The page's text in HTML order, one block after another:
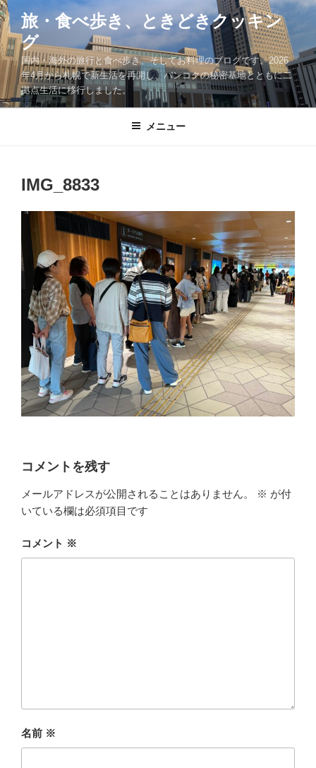
コ
ン
テ
ン
ツ
へ
ス
旅・食べ歩き、ときどきクッキン
グ
国内・海外の旅行と食べ歩き、そしてお料理のブログです。2026
年4月から札幌で新生活を再開し、バンコクの秘密基地とともに二
拠点生活に移行しました。
メニュー
IMG_8833
コメントを残す
メールアドレスが公開されることはありません。 ※ が付
いている欄は必須項目です
コメント ※
名前 ※